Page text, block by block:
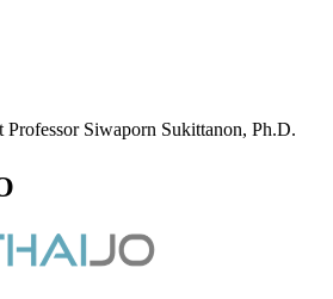
Siwaporn Sukittanon, Ph.D.